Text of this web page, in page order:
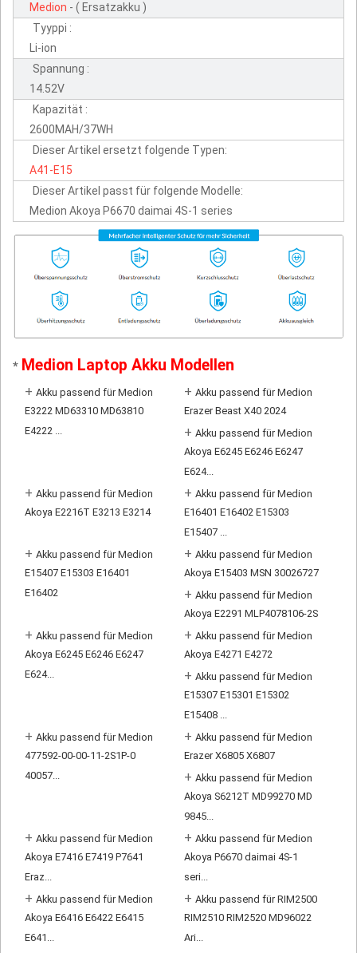
Medion - ( Ersatzakku )
Tyyppi :
Li-ion
Spannung :
14.52V
Kapazität :
2600MAH/37WH
Dieser Artikel ersetzt folgende Typen:
A41-E15
Dieser Artikel passt für folgende Modelle:
Medion Akoya P6670 daimai 4S-1 series
* Medion Laptop Akku Modellen
+ Akku passend für Medion
E3222 MD63310 MD63810
E4222 ...
+ Akku passend für Medion
Erazer Beast X40 2024
+ Akku passend für Medion
Akoya E6245 E6246 E6247
E624...
+ Akku passend für Medion
Akoya E2216T E3213 E3214
+ Akku passend für Medion
E16401 E16402 E15303
E15407 ...
+ Akku passend für Medion
E15407 E15303 E16401
E16402
+ Akku passend für Medion
Akoya E15403 MSN 30026727
+ Akku passend für Medion
Akoya E2291 MLP4078106-2S
+ Akku passend für Medion
Akoya E6245 E6246 E6247
E624...
+ Akku passend für Medion
Akoya E4271 E4272
+ Akku passend für Medion
E15307 E15301 E15302
E15408 ...
+ Akku passend für Medion
477592-00-00-11-2S1P-0
40057...
+ Akku passend für Medion
Erazer X6805 X6807
+ Akku passend für Medion
Akoya S6212T MD99270 MD
9845...
+ Akku passend für Medion
Akoya E7416 E7419 P7641
Eraz...
+ Akku passend für Medion
Akoya P6670 daimai 4S-1
seri...
+ Akku passend für Medion
Akoya E6416 E6422 E6415
E641...
+ Akku passend für RIM2500
RIM2510 RIM2520 MD96022
Ari...